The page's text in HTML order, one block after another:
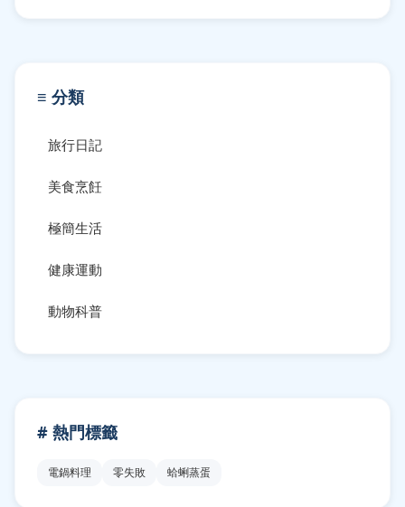
≡ 分類
旅行日記
美食烹飪
極簡生活
健康運動
動物科普
# 熱門標籤
電鍋料理 零失敗 蛤蜊蒸蛋